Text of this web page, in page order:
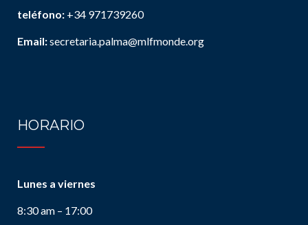
teléfono: +34 971739260
Email:secretaria.palma@mlfmonde.org
HORARIO
Lunes a viernes
8:30 am – 17:00